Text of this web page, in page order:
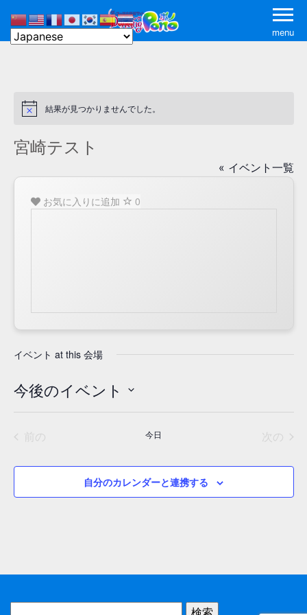
menu
Notice 結果が見つかりませんでした。
宮崎テスト
« イベント一覧
お気に入りに追加 0
イベント at this 会場
今後のイベント
日
を
前のイベント 今日 次のイ
自分のカレンダーと連携する